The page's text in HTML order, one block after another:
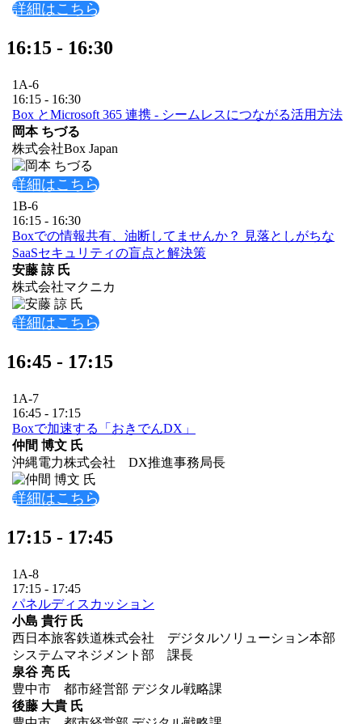
詳細はこちら
16:15 - 16:30
1A-6
16:15 - 16:30
Box とMicrosoft 365 連携 - シームレスにつながる活用方法
岡本 ちづる
株式会社Box Japan
詳細はこちら
1B-6
16:15 - 16:30
Boxでの情報共有、油断してませんか？ 見落としがちな
SaaSセキュリティの盲点と解決策
安藤 諒 氏
株式会社マクニカ
詳細はこちら
16:45 - 17:15
1A-7
16:45 - 17:15
Boxで加速する「おきでんDX」
仲間 博文 氏
沖縄電力株式会社 DX推進事務局長
詳細はこちら
17:15 - 17:45
1A-8
17:15 - 17:45
パネルディスカッション
小島 貴行 氏
西日本旅客鉄道株式会社 デジタルソリューション本部
システムマネジメント部 課長
泉谷 亮 氏
豊中市 都市経営部 デジタル戦略課
後藤 大貴 氏